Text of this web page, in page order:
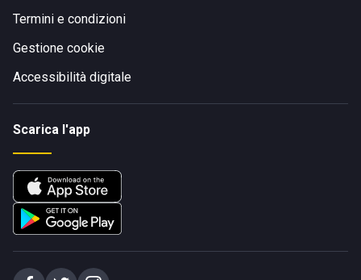
Termini e condizioni
Gestione cookie
Accessibilità digitale
Scarica l'app